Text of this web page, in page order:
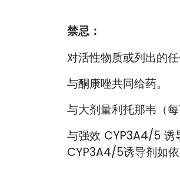
禁忌：
对活性物质或列出的任
与酮康唑共同给药。
与大剂量利托那韦（
与强效 CYP3A4/5 诱
CYP3A4/5诱导剂如依